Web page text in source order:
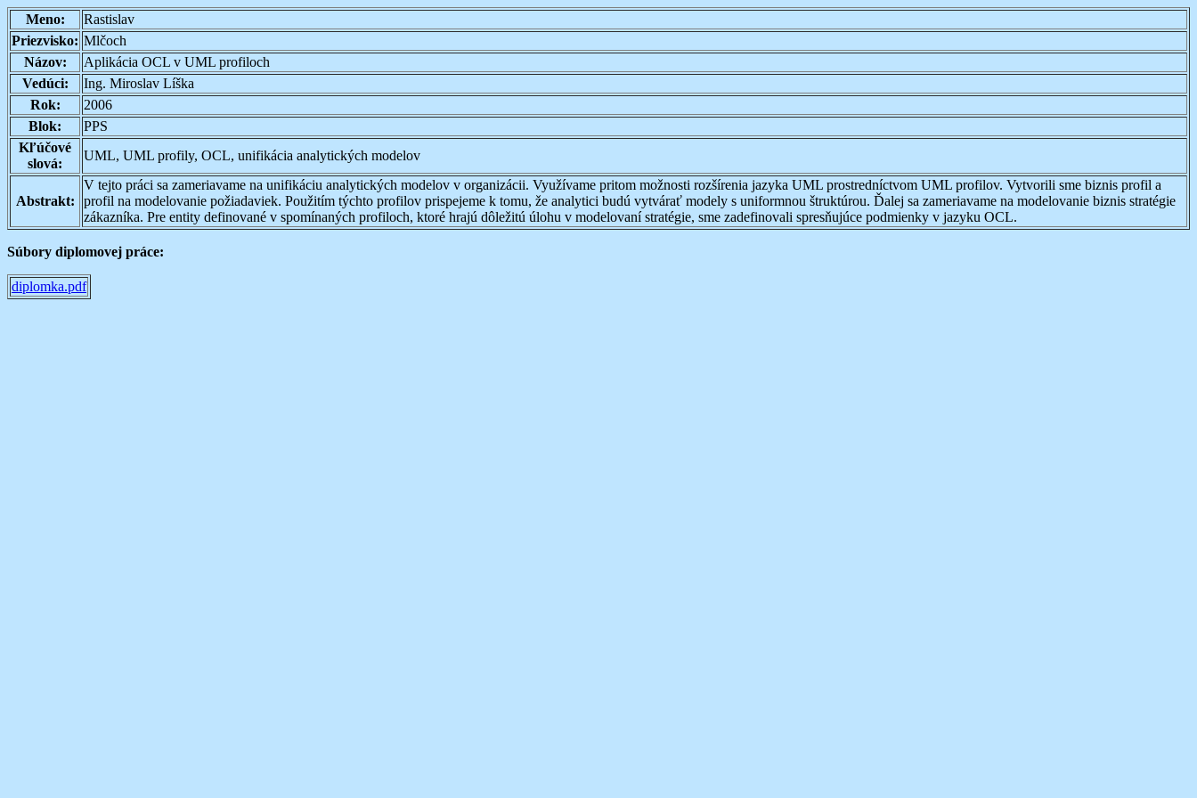
Meno:
Rastislav
Priezvisko: Mlčoch
Názov:
Aplikácia OCL v UML profiloch
Vedúci:
Ing. Miroslav Líška
Rok:
2006
Blok:
PPS
Kľúčové
slová:
UML, UML profily, OCL, unifikácia analytických modelov
Abstrakt:
V tejto práci sa zameriavame na unifikáciu analytických modelov v organizácii. Využívame pritom možnosti rozšírenia jazyka UML prostredníctvom UML profilov. Vytvorili sme biznis profil a
profil na modelovanie požiadaviek. Použitím týchto profilov prispejeme k tomu, že analytici budú vytvárať modely s uniformnou štruktúrou. Ďalej sa zameriavame na modelovanie biznis stratégie
zákazníka. Pre entity definované v spomínaných profiloch, ktoré hrajú dôležitú úlohu v modelovaní stratégie, sme zadefinovali spresňujúce podmienky v jazyku OCL.
Súbory diplomovej práce:
diplomka.pdf